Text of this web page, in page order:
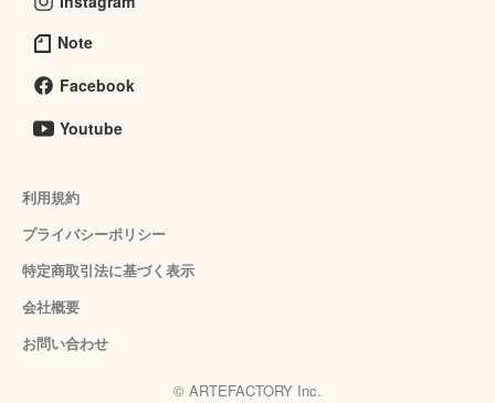
Note
Facebook
Youtube
利用規約
プライバシーポリシー
特定商取引法に基づく表示
会社概要
お問い合わせ
© ARTEFACTORY Inc.